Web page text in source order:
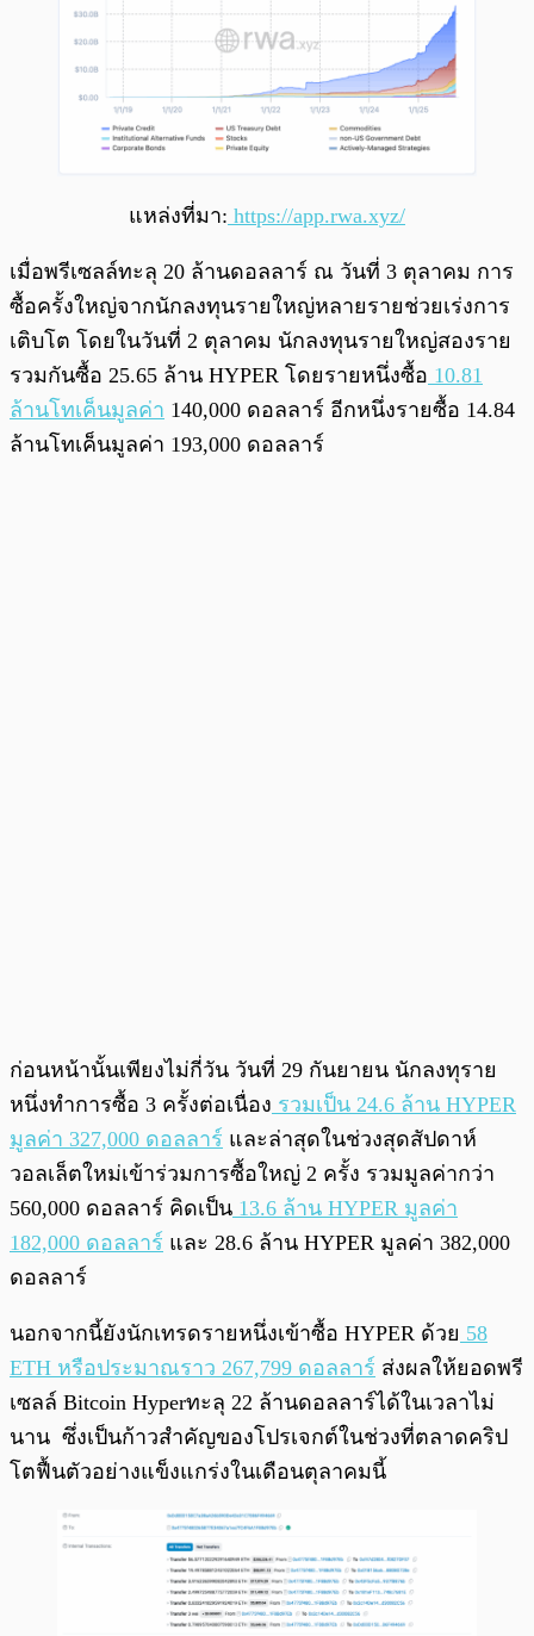
แหล่งที่มา: https://app.rwa.xyz/
เมื่อพรีเซลล์ทะลุ 20 ล้านดอลลาร์ ณ วันที่ 3 ตุลาคม การ
ซื้อครั้งใหญ่จากนักลงทุนรายใหญ่หลายรายช่วยเร่งการ
เติบโต โดยในวันที่ 2 ตุลาคม นักลงทุนรายใหญ่สองราย
รวมกันซื้อ 25.65 ล้าน HYPER โดยรายหนึ่งซื้อ 10.81
ล้านโทเค็นมูลค่า 140,000 ดอลลาร์ อีกหนึ่งรายซื้อ 14.84
ล้านโทเค็นมูลค่า 193,000 ดอลลาร์
ก่อนหน้านั้นเพียงไม่กี่วัน วันที่ 29 กันยายน นักลงทุราย
หนึ่งทำการซื้อ 3 ครั้งต่อเนื่อง รวมเป็น 24.6 ล้าน HYPER
มูลค่า 327,000 ดอลลาร์ และล่าสุดในช่วงสุดสัปดาห์
วอลเล็ตใหม่เข้าร่วมการซื้อใหญ่ 2 ครั้ง รวมมูลค่ากว่า
560,000 ดอลลาร์ คิดเป็น 13.6 ล้าน HYPER มูลค่า
182,000 ดอลลาร์ และ 28.6 ล้าน HYPER มูลค่า 382,000
ดอลลาร์
นอกจากนี้ยังนักเทรดรายหนึ่งเข้าซื้อ HYPER ด้วย 58
ETH หรือประมาณราว 267,799 ดอลลาร์ ส่งผลให้ยอดพรี
เซลล์ Bitcoin Hyperทะลุ 22 ล้านดอลลาร์ได้ในเวลาไม่
นาน ซึ่งเป็นก้าวสำคัญของโปรเจกต์ในช่วงที่ตลาดคริป
โตฟื้นตัวอย่างแข็งแกร่งในเดือนตุลาคมนี้